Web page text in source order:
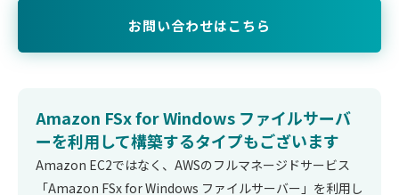
お問い合わせはこちら
Amazon FSx for Windows ファイルサーバ
ーを利用して構築するタイプもございます
Amazon EC2ではなく、AWSのフルマネージドサービス
「Amazon FSx for Windows ファイルサーバー」を利用し